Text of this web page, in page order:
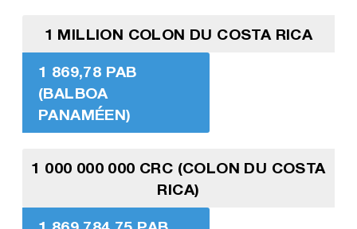
1 MILLION COLON DU COSTA RICA
1 869,78 PAB
(BALBOA
PANAMÉEN)
1 000 000 000 CRC (COLON DU COSTA
RICA)